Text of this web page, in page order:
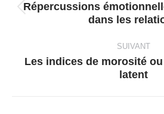
Article
:
Répercussions
dans les
SUIVANT
Article
suivant
Les indices de morosité
latent